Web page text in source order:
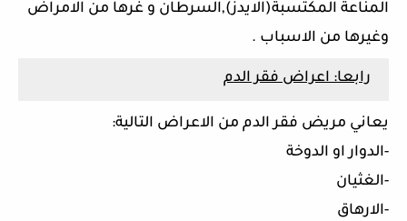
المناعة المكتسبة(الايدز),السرطان و غرها من الامراض
وغيرها من الاسباب .
رابعا: اعراض فقر الدم
يعاني مريض فقر الدم من الاعراض التالية:
-الدوار او الدوخة
-الغثيان
-الارهاق